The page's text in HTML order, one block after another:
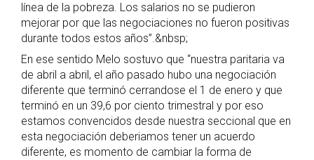
línea de la pobreza. Los salarios no se pudieron
mejorar por que las negociaciones no fueron positivas
durante todos estos años”.&nbsp;
En ese sentido Melo sostuvo que “nuestra paritaria va
de abril a abril, el año pasado hubo una negociación
diferente que terminó cerrandose el 1 de enero y que
terminó en un 39,6 por ciento trimestral y por eso
estamos convencidos desde nuestra seccional que en
esta negociación deberiamos tener un acuerdo
diferente, es momento de cambiar la forma de